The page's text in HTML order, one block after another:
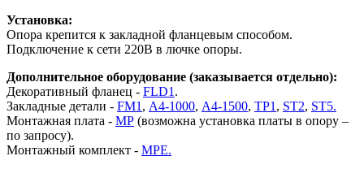
Установка:
Опора крепится к закладной фланцевым способом.
Подключение к сети 220В в лючке опоры.
Дополнительное оборудование (заказывается отдельно):
Декоративный фланец - FLD1 .
Закладные детали - FM1 , А4-1000, A4-1500, ТР1 , ST2, ST5.
Монтажная плата - МР (возможна установка платы в опору –
по запросу).
Монтажный комплект - МРЕ.